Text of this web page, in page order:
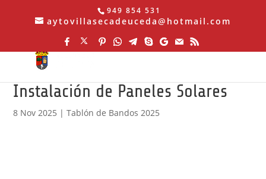
949 854 531
aytovillasecadeuceda@hotmail.com
Instalación de Paneles Solares
8 Nov 2025 |Tablón de Bandos 2025